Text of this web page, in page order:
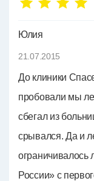
Юлия
21.07.2015
До клиники
пробовали мы
сбегал из
срывался. Да и
России» с